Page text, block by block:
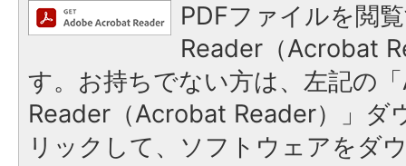
PDFファイルを閲
Reader（Acrobat
す。お持ちでない方は、左記の
Reader（Acrobat Reader）」ダ
リックして、ソフトウェアをダ